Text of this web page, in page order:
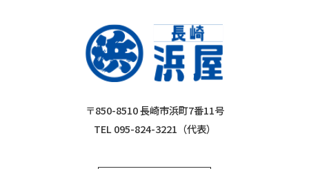
〒850-8510 長崎市浜町7番11号
TEL 095-824-3221（代表）